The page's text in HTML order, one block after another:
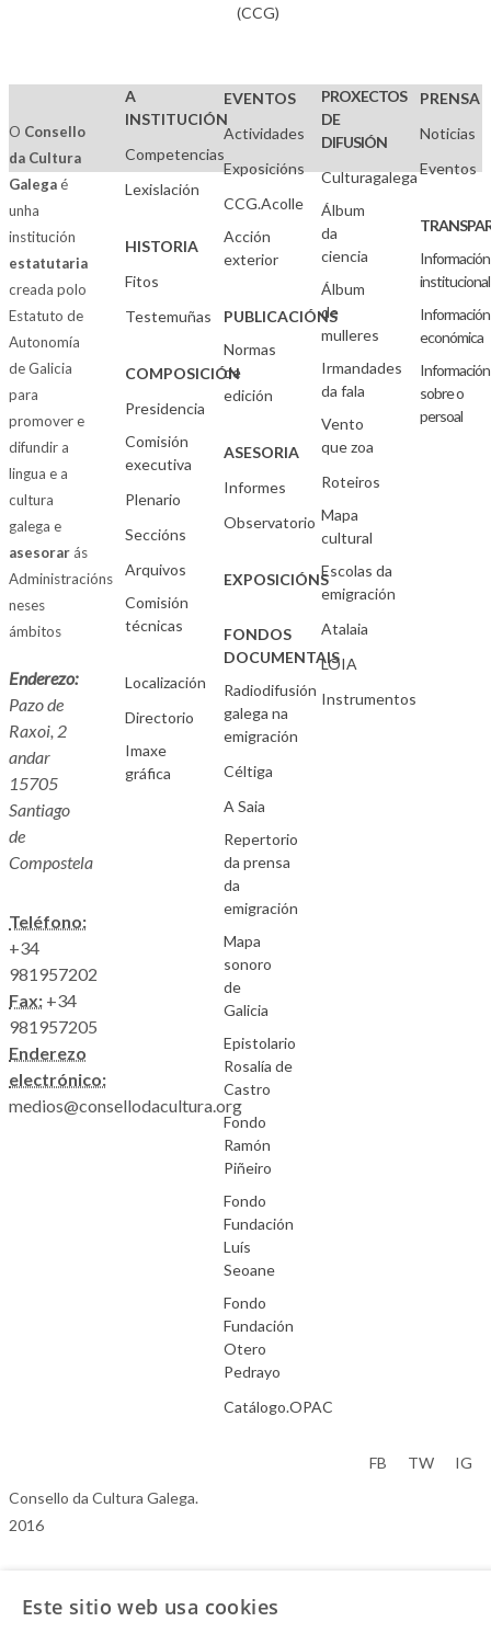
(CCG)
O Consello
da Cultura
Galegaé
unha
institución
estatutaria
creada polo
Estatuto de
Autonomía
de Galicia
para
promover e
difundir a
lingua e a
cultura
galega e
asesorarás
Administracións
neses
ámbitos
Enderezo:
Pazo de
Raxoi, 2
andar
15705
Santiago
de
Compostela
Teléfono:
+34
981957202
Fax: +34
981957205
Enderezo
electrónico:
medios@consellodacultura.org
A
INSTITUCIÓN
Competencias
Lexislación
HISTORIA
Fitos
Testemuñas
COMPOSICIÓN
Presidencia
Comisión
executiva
Plenario
Seccións
Arquivos
Comisión
técnicas
Localización
Directorio
Imaxe
gráfica
EVENTOS
Actividades
Exposicións
CCG.Acolle
Acción
exterior
PUBLICACIÓNS
Normas
de
edición
ASESORIA
Informes
Observatorio
EXPOSICIÓNS
FONDOS
DOCUMENTAIS
Radiodifusión
galega na
emigración
Céltiga
A Saia
Repertorio
da prensa
da
emigración
Mapa
sonoro
de
Galicia
Epistolario
Rosalía de
Castro
Fondo
Ramón
Piñeiro
Fondo
Fundación
Luís
Seoane
Fondo
Fundación
Otero
Pedrayo
Catálogo.OPAC
PROXECTOS
DE
DIFUSIÓN
Culturagalega
Álbum
da
ciencia
Álbum
de
mulleres
Irmandades
da fala
Vento
que zoa
Roteiros
Mapa
cultural
Escolas da
emigración
Atalaia
LOIA
Instrumentos
PRENSA
Noticias
Eventos
Información
institucional
Información
económica
Información
sobre o
persoal
Consello da Cultura Galega.
2016
FB TW IG
Este sitio web usa cookies